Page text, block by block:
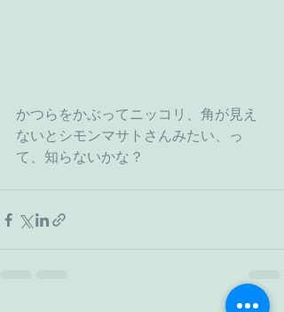
かつらをかぶってニッコリ、角が見え
ないとシモンマサトさんみたい、っ
て、知らないかな？